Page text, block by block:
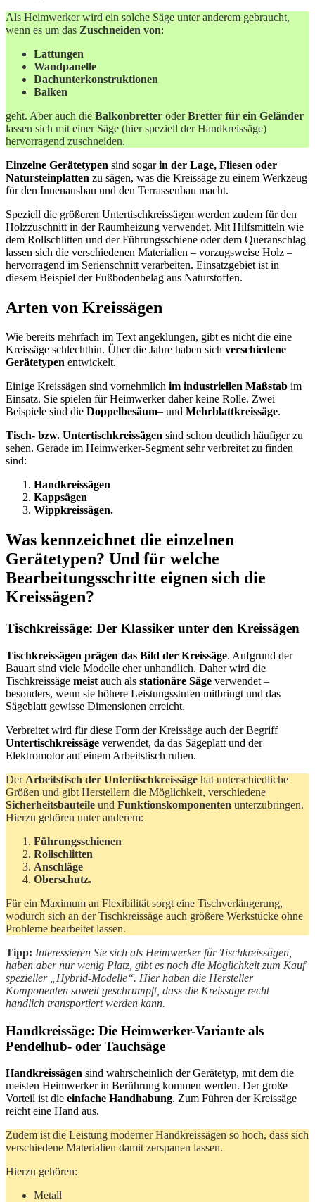
Als Heimwerker wird ein solche Säge unter anderem gebraucht,
wenn es um das Zuschneiden von:
Lattungen
Wandpanelle
Dachunterkonstruktionen
Balken
geht. Aber auch die Balkonbretter oderBretter für ein Geländer
lassen sich mit einer Säge (hier speziell der Handkreissäge)
hervorragend zuschneiden.
Einzelne Gerätetypen sind sogarin der Lage, Fliesen oder
Natursteinplatten zu sägen, was die Kreissäge zu einem Werkzeug
für den Innenausbau und den Terrassenbau macht.
Speziell die größeren Untertischkreissägen werden zudem für den
Holzzuschnitt in der Raumheizung verwendet. Mit Hilfsmitteln wie
dem Rollschlitten und der Führungsschiene oder dem Queranschlag
lassen sich die verschiedenen Materialien – vorzugsweise Holz –
hervorragend im Serienschnitt verarbeiten. Einsatzgebiet ist in
diesem Beispiel der Fußbodenbelag aus Naturstoffen.
Arten von Kreissägen
Wie bereits mehrfach im Text angeklungen, gibt es nicht die eine
Kreissäge schlechthin. Über die Jahre haben sich verschiedene
Gerätetypen entwickelt.
Einige Kreissägen sind vornehmlich im industriellen Maßstab im
Einsatz. Sie spielen für Heimwerker daher keine Rolle. Zwei
Beispiele sind die Doppelbesäum– und Mehrblattkreissäge.
Tisch- bzw. Untertischkreissägen sind schon deutlich häufiger zu
sehen. Gerade im Heimwerker-Segment sehr verbreitet zu finden
sind:
Handkreissägen
Kappsägen
Wippkreissägen.
Was kennzeichnet die einzelnen
Gerätetypen? Und für welche
Bearbeitungsschritte eignen sich die
Kreissägen?
Tischkreissäge: Der Klassiker unter den Kreissägen
Tischkreissägen prägen das Bild der Kreissäge. Aufgrund der
Bauart sind viele Modelle eher unhandlich. Daher wird die
Tischkreissäge meist auch als stationäre Säge verwendet –
besonders, wenn sie höhere Leistungsstufen mitbringt und das
Sägeblatt gewisse Dimensionen erreicht.
Verbreitet wird für diese Form der Kreissäge auch der Begriff
Untertischkreissäge verwendet, da das Sägeplatt und der
Elektromotor auf einem Arbeitstisch ruhen.
Der Arbeitstisch der Untertischkreissäge hat unterschiedliche
Größen und gibt Herstellern die Möglichkeit, verschiedene
Sicherheitsbauteile und Funktionskomponenten unterzubringen.
Hierzu gehören unter anderem:
Führungsschienen
Rollschlitten
Anschläge
Oberschutz.
Für ein Maximum an Flexibilität sorgt eine Tischverlängerung,
wodurch sich an der Tischkreissäge auch größere Werkstücke ohne
Probleme bearbeitet lassen.
Tipp: Interessieren Sie sich als Heimwerker für Tischkreissägen,
haben aber nur wenig Platz, gibt es noch die Möglichkeit zum Kauf
spezieller „Hybrid-Modelle“. Hier haben die Hersteller
Komponenten soweit geschrumpft, dass die Kreissäge recht
handlich transportiert werden kann.
Handkreissäge: Die Heimwerker-Variante als
Pendelhub- oder Tauchsäge
Handkreissägen sind wahrscheinlich der Gerätetyp, mit dem die
meisten Heimwerker in Berührung kommen werden. Der große
Vorteil ist die einfache Handhabung. Zum Führen der Kreissäge
reicht eine Hand aus.
Zudem ist die Leistung moderner Handkreissägen so hoch, dass sich
verschiedene Materialien damit zerspanen lassen.
Hierzu gehören:
Metall